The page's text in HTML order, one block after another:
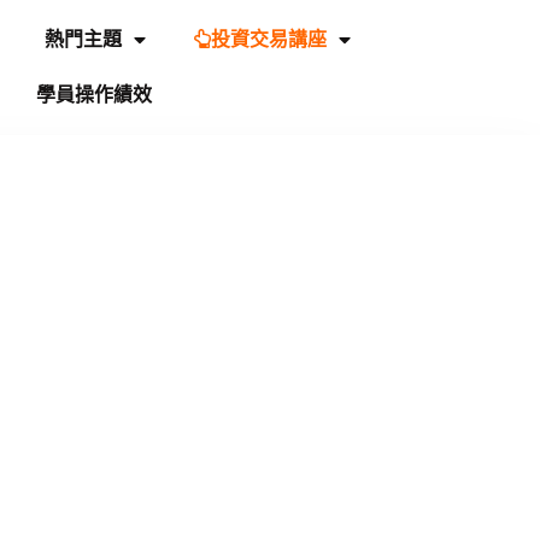
熱門主題 投資交易講座
學員操作績效